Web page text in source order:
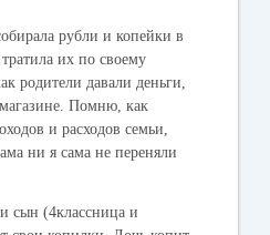
рубли и копейки в
их по своему
родители давали деньги,
Помню, как
и расходов семьи,
ни я сама не переняли
сын (4классница и